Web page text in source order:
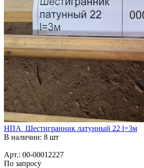
НПА_Шестигранник латунный 22 l=3м
В наличии: 8 шт
Арт.: 00-00012227
По запросу